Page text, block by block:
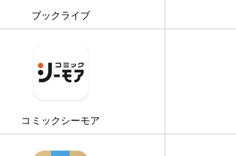
ブックライブ
コミックシーモア